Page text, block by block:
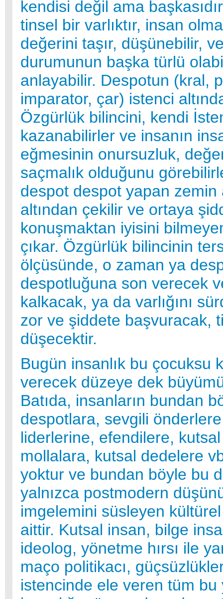
kendisi değil ama
tinsel bir varlıktır, insan
değerini taşır, düşünebilir,
durumunun başka türlü
anlayabilir. Despotun (kral,
imparator, çar) istenci
Özgürlük bilincini, kendi
kazanabilirler ve insanın
eğmesinin onursuzluk,
saçmalık olduğunu
despot despot yapan zemin
altından çekilir ve ortaya
konuşmaktan iyisini
çıkar. Özgürlük bilincinin
ölçüsünde, o zaman ya
despotluğuna son verecek
kalkacak, ya da varlığını
zor ve şiddete başvuracak,
düşecektir.
Bugün insanlık bu çocuksu
verecek düzeye dek
Batıda, insanların bundan
despotlara, sevgili
liderlerine, efendilere,
mollalara, kutsal dedelere
yoktur ve bundan böyle bu
yalnızca postmodern
imgelemini süsleyen
aittir. Kutsal insan, bilge
ideolog, yönetme hırsı ile
maço politikacı,
istencinde ele veren tüm bu